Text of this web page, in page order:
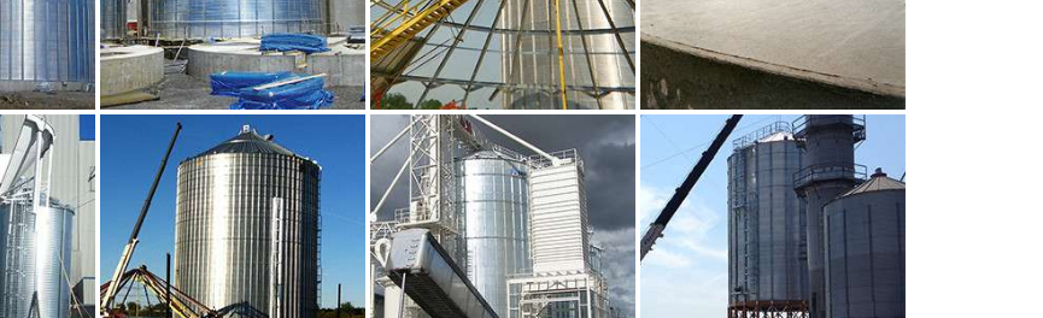
CLIQUEZ POUR AGRANDIR CLIQUEZ POUR AGRANDIR CLIQUEZ POUR AGRANDIR